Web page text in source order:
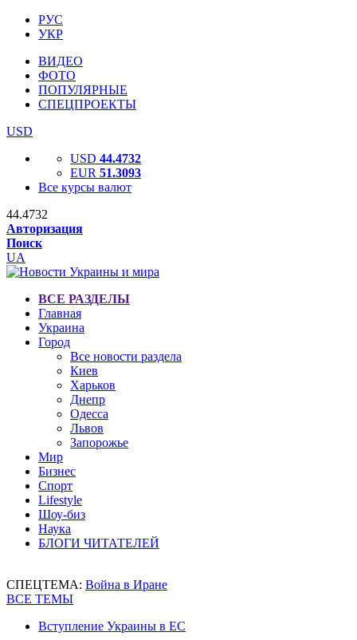
РУС
УКР
ВИДЕО
ФОТО
ПОПУЛЯРНЫЕ
СПЕЦПРОЕКТЫ
USD
USD 44.4732
EUR 51.3093
Все курсы валют
44.4732
Авторизация
Поиск
UA
ВСЕ РАЗДЕЛЫ
Главная
Украина
Город
Все новости раздела
Киев
Харьков
Днепр
Одесса
Львов
Запорожье
Мир
Бизнес
Спорт
Lifestyle
Шоу-биз
Наука
БЛОГИ ЧИТАТЕЛЕЙ
СПЕЦТЕМА: Война в Иране
ВСЕ ТЕМЫ
Вступление Украины в ЕС